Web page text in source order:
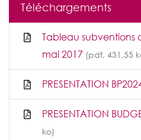
Téléchargements
Tableau subventions
mai 2017 (pdf, 431,55
PRESENTATION
PRESENTATION
ko)